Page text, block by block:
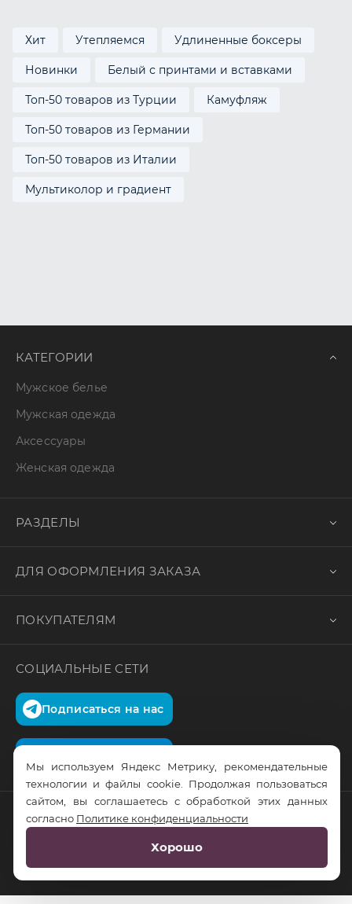
Хит Утепляемся Удлиненные боксеры
Новинки Белый с принтами и вставками
Топ-50 товаров из Турции Камуфляж
Топ-50 товаров из Германии
Топ-50 товаров из Италии
Мультиколор и градиент
КАТЕГОРИИ
Мужское белье
Мужская одежда
Аксессуары
Женская одежда
РАЗДЕЛЫ
ДЛЯ ОФОРМЛЕНИЯ ЗАКАЗА
ПОКУПАТЕЛЯМ
СОЦИАЛЬНЫЕ СЕТИ
Подписаться на нас
© RusTrus. 2011-2026. Все права защищены
RS Digital
Мы используем Яндекс Метрику, рекомендательные
технологии и файлы cookie. Продолжая пользоваться
сайтом, вы соглашаетесь с обработкой этих данных
согласно Политике конфиденциальности
Хорошо